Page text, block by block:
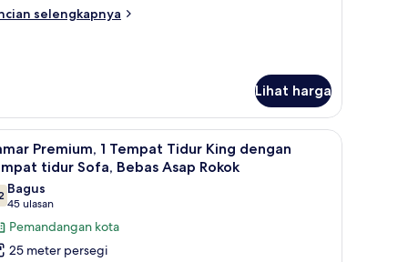
selengkapnya
Lihat harga
Brankas, meja kerja, dan setrika/meja setrika
3
Premium, 1 Tempat Tidur King dengan
tidur Sofa, Bebas Asap Rokok
dari 10
Bagus
45 ulasan
(45
ulasan)
Pemandangan kota
25 meter persegi